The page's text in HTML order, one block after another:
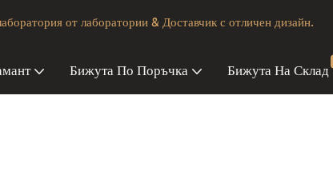
от лаборатории & Доставчик с отличен дизайн.
Бижута По Поръчка Бижута На Склад